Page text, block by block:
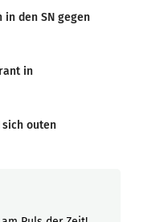
den SN gegen
in
sich outen